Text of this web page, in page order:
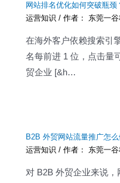
网站排名优化如何突破瓶
运营知识 / 作者： 东莞一
在海外客户依赖搜索引
名每前进 1 位，点击量
贸企业 [&h…
B2B 外贸网站流量推广怎
运营知识 / 作者： 东莞一
对 B2B 外贸企业来说，